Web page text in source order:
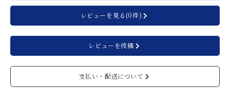
レビューを見る(0件)
レビューを投稿
支払い・配送について